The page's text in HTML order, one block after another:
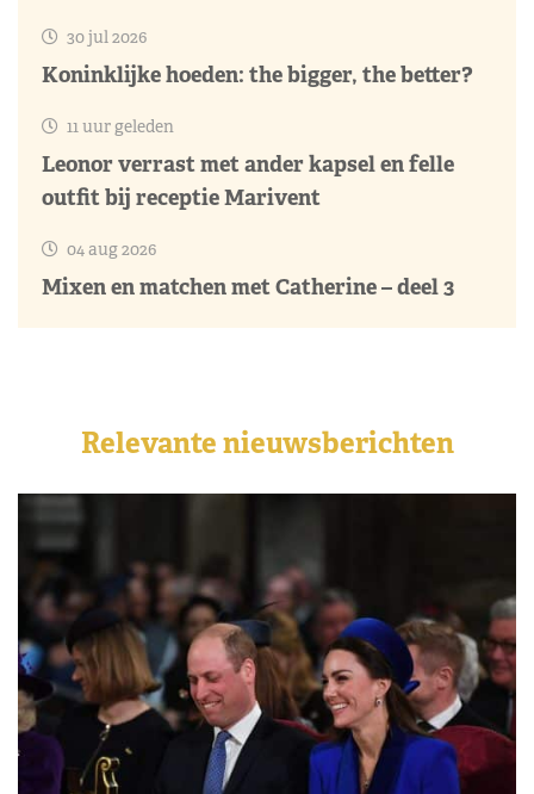
30 jul 2026
Koninklijke hoeden: the bigger, the better?
11 uur geleden
Leonor verrast met ander kapsel en felle
outfit bij receptie Marivent
04 aug 2026
Mixen en matchen met Catherine – deel 3
Relevante nieuwsberichten